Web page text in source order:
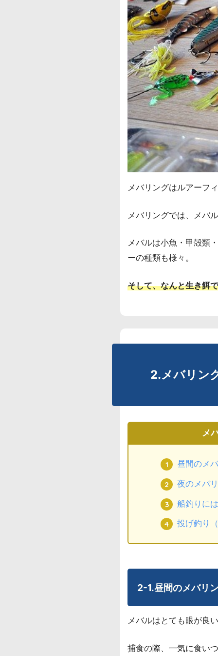
メバリングはルアーフ
メバリングでは、メバ
メバルは小魚・甲殻類
ーの種類も様々。
そして、なんと生き餌
2.メバリン
メ
昼間のメ
夜のメバ
船釣りに
投げ釣り
2-1.昼間のメバリ
メバルはとても眼が良
捕食の際、一気に食い